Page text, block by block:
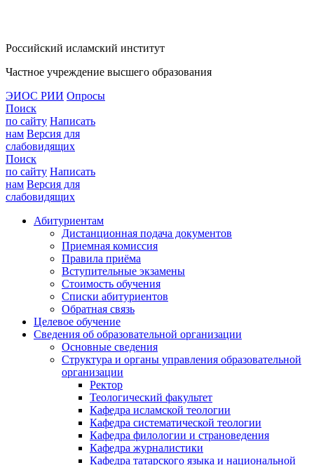
Российский исламский институт
Частное учреждение высшего образования
ЭИОС РИИ Опросы
Поиск
по сайту Написать
нам Версия для
слабовидящих
Поиск
по сайту Написать
нам Версия для
слабовидящих
Абитуриентам
Дистанционная подача документов
Приемная комиссия
Правила приёма
Вступительные экзамены
Стоимость обучения
Списки абитуриентов
Обратная связь
Целевое обучение
Сведения об образовательной организации
Основные сведения
Структура и органы управления образовательной
организации
Ректор
Теологический факультет
Кафедра исламской теологии
Кафедра систематической теологии
Кафедра филологии и страноведения
Кафедра журналистики
Кафедра татарского языка и национальной